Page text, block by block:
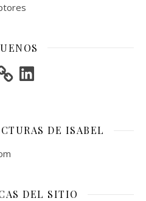
LinkedIn
DE ISABEL
DEL SITIO